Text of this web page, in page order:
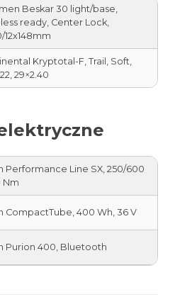
Beskar 30 light/base,
ready, Center Lock,
12x148mm
Kryptotal-F, Trail, Soft,
29×2.40
Performance Line SX, 250/600
Nm
CompactTube, 400 Wh, 36 V
Purion 400, Bluetooth